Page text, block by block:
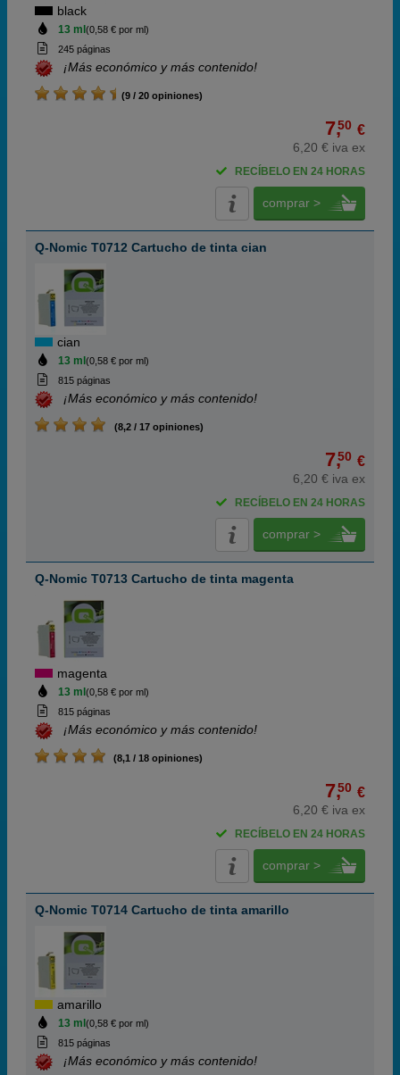
black
13 ml (0,58 € por ml)
245 páginas
¡Más económico y más contenido!
(9 / 20 opiniones)
7,50 €
6,20 € iva ex
RECÍBELO EN 24 HORAS
comprar >
Q-Nomic T0712 Cartucho de tinta cian
cian
13 ml (0,58 € por ml)
815 páginas
¡Más económico y más contenido!
(8,2 / 17 opiniones)
7,50 €
6,20 € iva ex
RECÍBELO EN 24 HORAS
comprar >
Q-Nomic T0713 Cartucho de tinta magenta
magenta
13 ml (0,58 € por ml)
815 páginas
¡Más económico y más contenido!
(8,1 / 18 opiniones)
7,50 €
6,20 € iva ex
RECÍBELO EN 24 HORAS
comprar >
Q-Nomic T0714 Cartucho de tinta amarillo
amarillo
13 ml (0,58 € por ml)
815 páginas
¡Más económico y más contenido!